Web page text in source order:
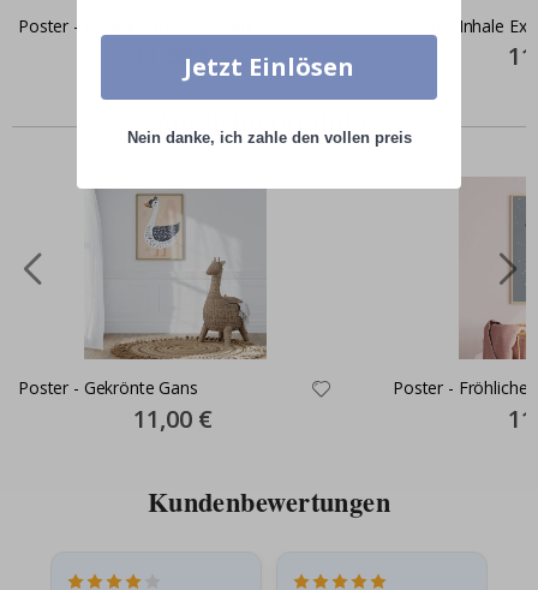
Poster - Frida Kahlo Kunstwerk
11,00 €
Poster - Inhale
Ähnliche produkte
Poster - Gekrönte Gans
Special
Price
11,00 €
Poster -
Kundenbewertungen
Jetzt Einlösen
Nein danke, ich zahle den vollen preis